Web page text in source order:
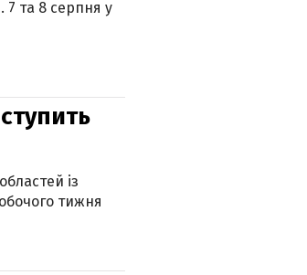
7 та 8 серпня у
із
тижня